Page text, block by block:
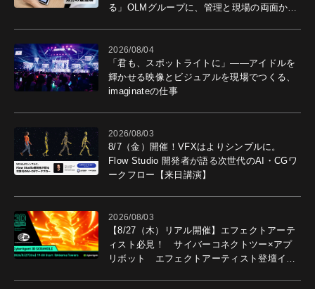
る」OLMグループに、管理と現場の両面から
2026/08/04
「君も、スポットライトに」――アイドルを
輝かせる映像とビジュアルを現場でつくる、
imaginateの仕事
2026/08/03
8/7（金）開催！VFXはよりシンプルに。
Flow Studio 開発者が語る次世代のAI・CGワ
ークフロー【来日講演】
2026/08/03
【8/27（木）リアル開催】エフェクトアーテ
ィスト必見！ サイバーコネクトツー×アプ
リボット エフェクトアーティスト登壇イベ